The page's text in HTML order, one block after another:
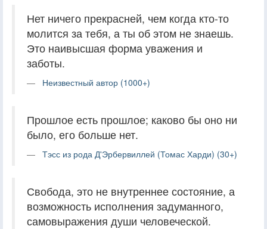
Нет ничего прекрасней, чем когда кто-то
молится за тебя, а ты об этом не знаешь.
Это наивысшая форма уважения и
заботы.
Неизвестный автор (1000+)
Прошлое есть прошлое; каково бы оно ни
было, его больше нет.
Тэсс из рода Д'Эрбервиллей (Томас Харди) (30+)
Свобода, это не внутреннее состояние, а
возможность исполнения задуманного,
самовыражения души человеческой.